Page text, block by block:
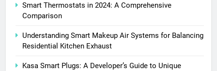
Smart Thermostats in 2024: A Comprehensive
Comparison
Understanding Smart Makeup Air Systems for Balancing
Residential Kitchen Exhaust
Kasa Smart Plugs: A Developer’s Guide to Unique